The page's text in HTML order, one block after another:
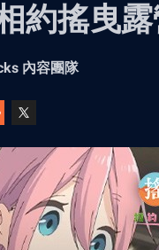
約搖曳
內容團隊